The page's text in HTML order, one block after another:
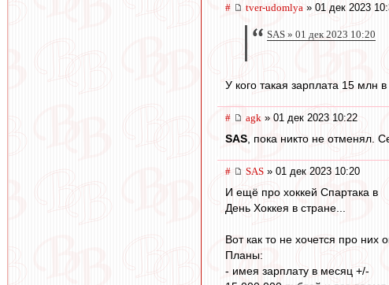
# tver-udomlya » 01 дек 2023
SAS » 01 дек 2023 10:20
У кого такая зарплата 15 млн
# agk » 01 дек 2023 10:22
SAS , пока никто не отменял.
# SAS » 01 дек 2023 10:20
И ещё про хоккей Спартака в
День Хоккея в стране...
Вот как то не хочется про них
Планы:
- имея зарплату в месяц +/-